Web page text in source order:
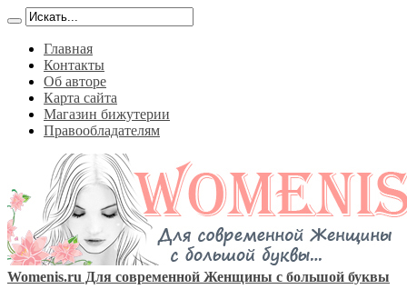
Главная
Контакты
Об авторе
Карта сайта
Магазин бижутерии
Правообладателям
Womenis.ru Для современной Женщины с большой буквы